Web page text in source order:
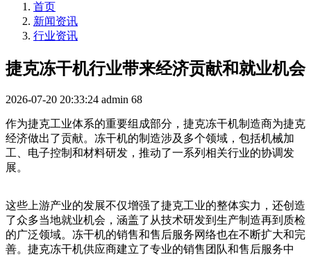
首页
新闻资讯
行业资讯
捷克冻干机行业带来经济贡献和就业机会
2026-07-20 20:33:24 admin 68
作为捷克工业体系的重要组成部分，捷克冻干机制造商为捷克
经济做出了贡献。冻干机的制造涉及多个领域，包括机械加
工、电子控制和材料研发，推动了一系列相关行业的协调发
展。
这些上游产业的发展不仅增强了捷克工业的整体实力，还创造
了众多当地就业机会，涵盖了从技术研发到生产制造再到质检
的广泛领域。冻干机的销售和售后服务网络也在不断扩大和完
善。捷克冻干机供应商建立了专业的销售团队和售后服务中